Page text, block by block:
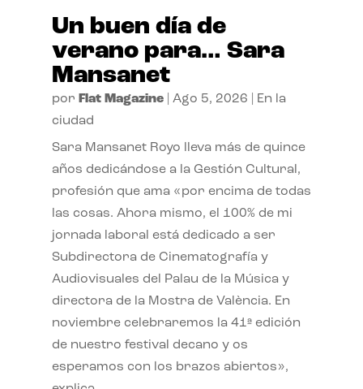
Un buen día de
verano para… Sara
Mansanet
por Flat Magazine| Ago 5, 2026
En la
ciudad
Sara Mansanet Royo lleva más de quince
años dedicándose a la Gestión Cultural,
profesión que ama «por encima de todas
las cosas. Ahora mismo, el 100% de mi
jornada laboral está dedicado a ser
Subdirectora de Cinematografía y
Audiovisuales del Palau de la Música y
directora de la Mostra de València. En
noviembre celebraremos la 41ª edición
de nuestro festival decano y os
esperamos con los brazos abiertos»,